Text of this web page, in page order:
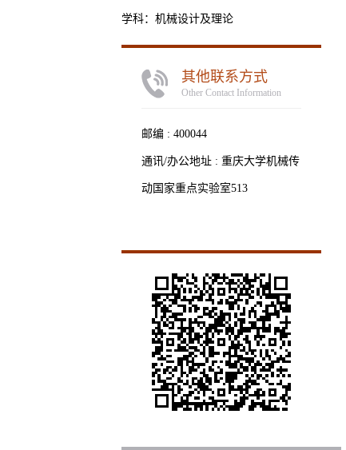
学科：机械设计及理论
其他联系方式
Other Contact Information
邮编 : 400044
通讯/办公地址 : 重庆大学机械传
动国家重点实验室513